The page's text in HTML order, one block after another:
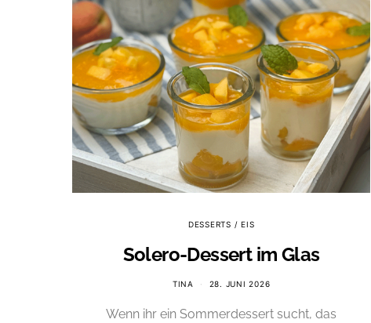
DESSERTS / EIS
Solero-Dessert im Glas
TINA 28. JUNI 2026
Wenn ihr ein Sommerdessert sucht, das